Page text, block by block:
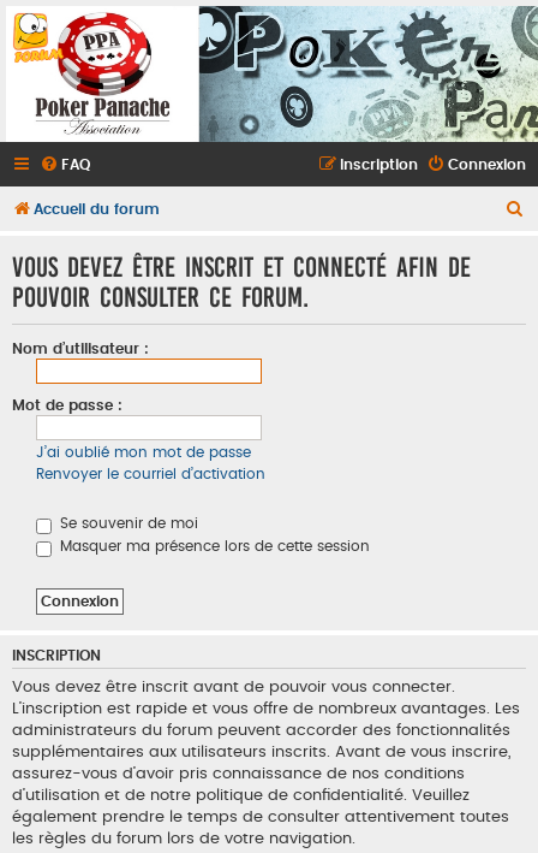
FAQ Connexion
Inscription
Accueil du forum
Vous devez être inscrit et connecté afin de
pouvoir consulter ce forum.
Nom d’utilisateur :
Mot de passe :
J’ai oublié mon mot de passe
Renvoyer le courriel d’activation
Se souvenir de moi
Masquer ma présence lors de cette session
INSCRIPTION
Vous devez être inscrit avant de pouvoir vous connecter.
L’inscription est rapide et vous offre de nombreux avantages. Les
administrateurs du forum peuvent accorder des fonctionnalités
supplémentaires aux utilisateurs inscrits. Avant de vous inscrire,
assurez-vous d’avoir pris connaissance de nos conditions
d’utilisation et de notre politique de confidentialité. Veuillez
également prendre le temps de consulter attentivement toutes
les règles du forum lors de votre navigation.